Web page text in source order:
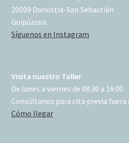
20009 Donostia-San Sebastián
Guipúzcoa
Síguenos en Instagram
Visita nuestro Taller
De lunes a viernes de 08:30 a 16:00.
Consúltanos para cita previa fuera
Cómo llegar